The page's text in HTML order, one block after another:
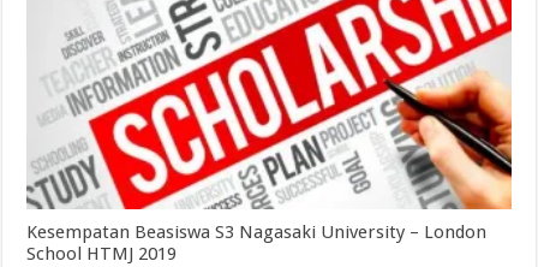
Kesempatan Beasiswa S3 Nagasaki University – London
School HTMJ 2019